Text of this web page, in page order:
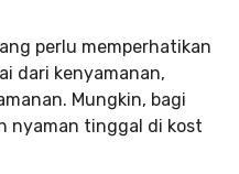
perlu memperhatikan
dari kenyamanan,
Mungkin, bagi
nyaman tinggal di kost